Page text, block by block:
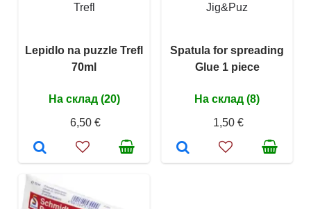
Trefl
Lepidlo na puzzle Trefl
70ml
На склад (20)
6,50 €
Jig&Puz
Spatula for spreading
Glue 1 piece
На склад (8)
1,50 €